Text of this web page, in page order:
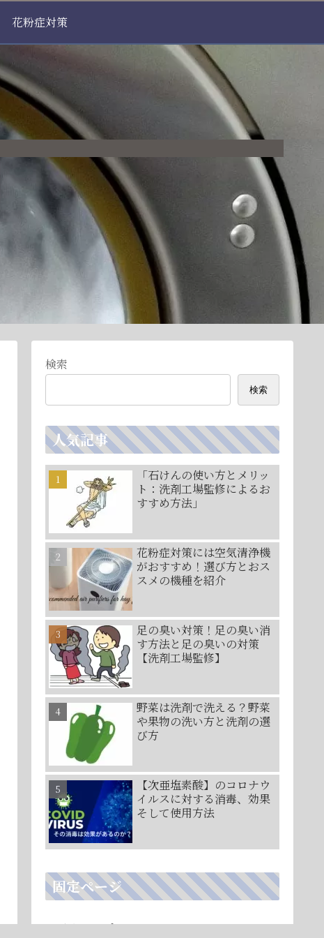
花粉症対策
検索
検索
人気記事
「石けんの使い方とメリッ
ト：洗剤工場監修によるお
すすめ方法」
花粉症対策には空気清浄機
がおすすめ！選び方とおス
スメの機種を紹介
足の臭い対策！足の臭い消
す方法と足の臭いの対策
【洗剤工場監修】
野菜は洗剤で洗える？野菜
や果物の洗い方と洗剤の選
び方
【次亜塩素酸】のコロナウ
イルスに対する消毒、効果
そして使用方法
固定ページ
サイトマップ